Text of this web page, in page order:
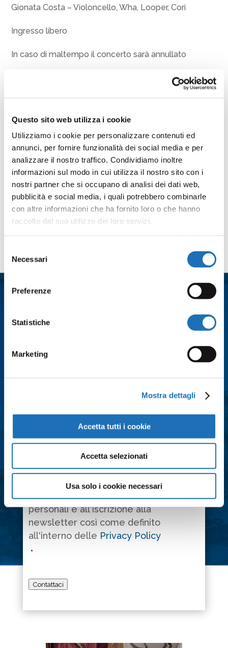
Questo sito web utilizza i cookie
Utilizziamo i cookie per personalizzare contenuti ed
annunci, per fornire funzionalità dei social media e per
analizzare il nostro traffico. Condividiamo inoltre
informazioni sul modo in cui utilizza il nostro sito con i
nostri partner che si occupano di analisi dei dati web,
pubblicità e social media, i quali potrebbero combinarle
con altre informazioni che ha fornito loro o che hanno
raccolto dal suo utilizzo dei loro servizi.
del
consenso
Necessari
Preferenze
Statistiche
Marketing
Mostra dettagli
Accetta tutti i cookie
Accetta selezionati
Usa solo i cookie necessari
Gionata Costa – Violoncello, Wha, Looper, Cori
Ingresso libero
In caso di maltempo il concerto sarà annullato
Cooperativa Stabilimenti Balneari di Cesenatico e
Condividi
Facebook
TwitterEmailWhatsApp
LinkedInCondividi
Email
*
Acconsento al trattamento dei dati
personali e all'iscrizione alla
newsletter così come definito
all'interno delle Privacy Policy
*
Contattaci